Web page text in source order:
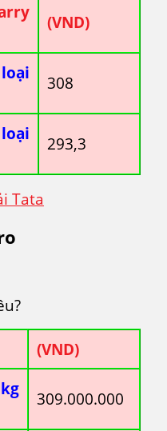
(VND)
308
293,3
Tata
(VND)
309.000.000